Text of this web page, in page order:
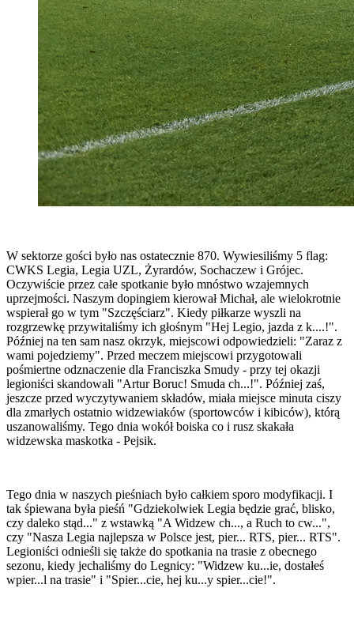
W sektorze gości było nas ostatecznie 870. Wywiesiliśmy 5 flag:
CWKS Legia, Legia UZL, Żyrardów, Sochaczew i Grójec.
Oczywiście przez całe spotkanie było mnóstwo wzajemnych
uprzejmości. Naszym dopingiem kierował Michał, ale wielokrotnie
wspierał go w tym "Szczęściarz". Kiedy piłkarze wyszli na
rozgrzewkę przywitaliśmy ich głośnym "Hej Legio, jazda z k....!".
Później na ten sam nasz okrzyk, miejscowi odpowiedzieli: "Zaraz z
wami pojedziemy". Przed meczem miejscowi przygotowali
pośmiertne odznaczenie dla Franciszka Smudy - przy tej okazji
legioniści skandowali "Artur Boruc! Smuda ch...!". Później zaś,
jeszcze przed wyczytywaniem składów, miała miejsce minuta ciszy
dla zmarłych ostatnio widzewiaków (sportowców i kibiców), którą
uszanowaliśmy. Tego dnia wokół boiska co i rusz skakała
widzewska maskotka - Pejsik.
Tego dnia w naszych pieśniach było całkiem sporo modyfikacji. I
tak śpiewana była pieśń "Gdziekolwiek Legia będzie grać, blisko,
czy daleko stąd..." z wstawką "A Widzew ch..., a Ruch to cw...",
czy "Nasza Legia najlepsza w Polsce jest, pier... RTS, pier... RTS".
Legioniści odnieśli się także do spotkania na trasie z obecnego
sezonu, kiedy jechaliśmy do Legnicy: "Widzew ku...ie, dostałeś
wpier...l na trasie" i "Spier...cie, hej ku...y spier...cie!".